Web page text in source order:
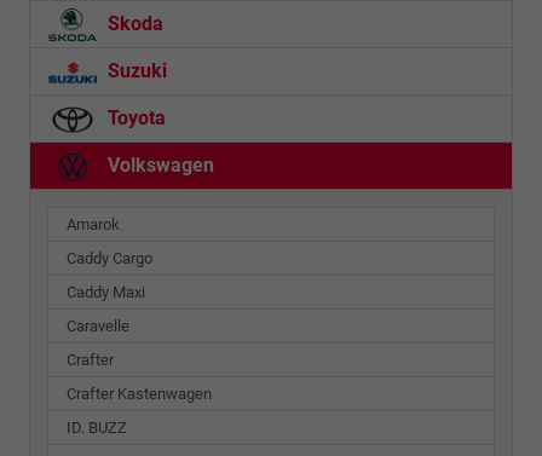
Skoda
Suzuki
Toyota
Volkswagen
Amarok
Caddy Cargo
Caddy Maxi
Caravelle
Crafter
Crafter Kastenwagen
ID. BUZZ